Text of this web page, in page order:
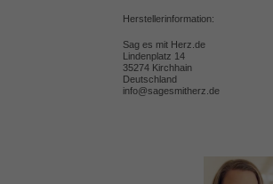
Herstellerinformation:
Sag es mit Herz.de
Lindenplatz 14
35274 Kirchhain
Deutschland
info@sagesmitherz.de